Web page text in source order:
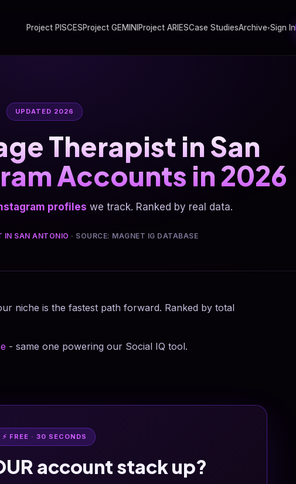
Project PISCESProject GEMINI Project ARIESCase StudiesArchive▾Sign In
UPDATED 2026
Therapist in San
Accounts in 2026
profiles we track. Ranked by real data.
IN SAN ANTONIO · SOURCE: MAGNET IG DATABASE
niche is the fastest path forward. Ranked by total
- same one powering our Social IQ tool.
⚡ FREE · 30 SECONDS
account stack up?